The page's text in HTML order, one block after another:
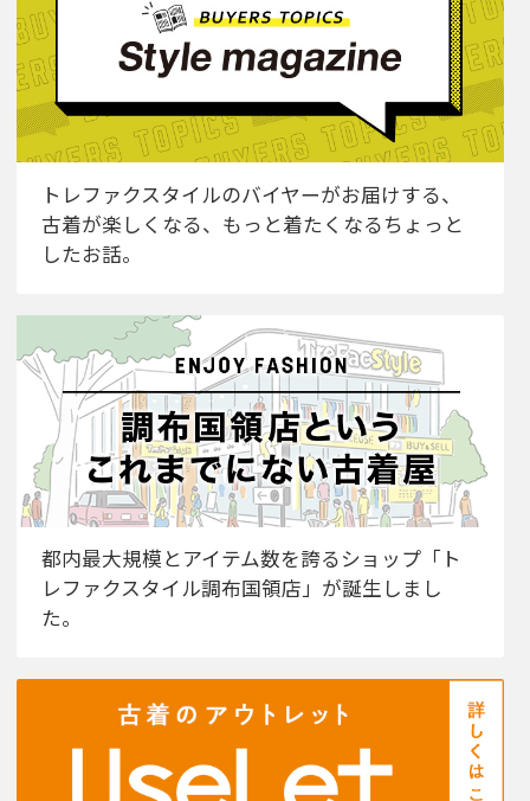
トレファクスタイルのバイヤーがお届けする、
古着が楽しくなる、もっと着たくなるちょっと
したお話。
都内最大規模とアイテム数を誇るショップ「ト
レファクスタイル調布国領店」が誕生しまし
た。